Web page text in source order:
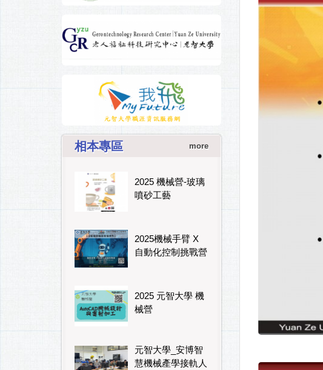
相本專區 more
2025 機械營-玻璃
噴砂工藝
2025機械手臂 X
自動化控制挑戰營
2025 元智大學 機
械營
元智大學_安博智
慧機械產學接軌人